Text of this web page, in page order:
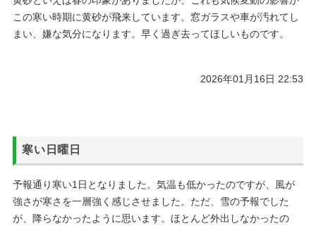
この寒い時期に黄砂が飛来しています。窓ガラスや車が汚れてし
まい、嫌な気分になります。早く過ぎ去ってほしいものです。
2026年01月16日 22:53
寒い日曜日
予報通り寒い1日となりました。気温も低かったのですが、風が
強さが寒さを一層強く感じさせました。ただ、雪の予報でした
が、降らなかったように思います。ほとんど外出しなかったの